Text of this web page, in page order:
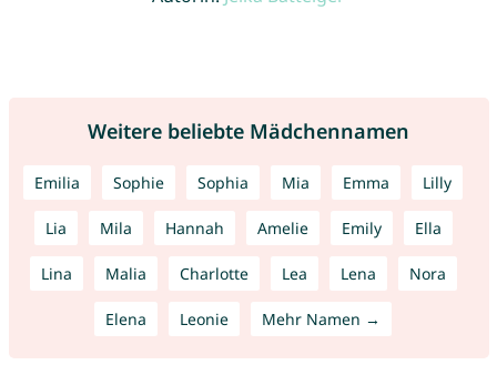
Weitere beliebte Mädchennamen
Emilia Sophie Sophia Mia Emma Lilly
Lia Mila Hannah Amelie Emily Ella
Lina Malia Charlotte Lea Lena Nora
Elena Leonie Mehr Namen →